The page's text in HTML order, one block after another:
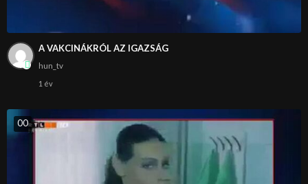
A VAKCINÁKRÓL AZ IGAZSÁG
hun_tv
1 év
00